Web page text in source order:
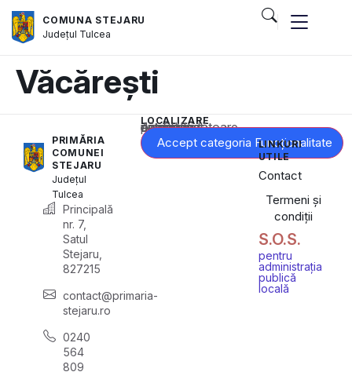
COMUNA STEJARU
Județul Tulcea
Văcărești
PRIMĂRIA
COMUNEI
STEJARU
Județul
Tulcea
Principală
nr. 7,
Satul
Stejaru,
827215
contact@primaria-
stejaru.ro
0240
564
809
LOCALIZARE
Acest conținut este blocat până când acceptați categoria corespunzătoare de cookie-uri.
Accept categoria Funcționalitate
LINKURI
UTILE
Contact
Termeni și
condiții
S.O.S.
pentru
administrația
publică
locală